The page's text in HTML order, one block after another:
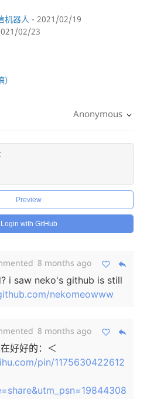
机器人 - 2021/02/19
02/23
Anonymous
Preview
Login with GitHub
8 months ago
i saw neko's github is still
nekomeowww
8 months ago
好好的：＜
pin/1175630422612